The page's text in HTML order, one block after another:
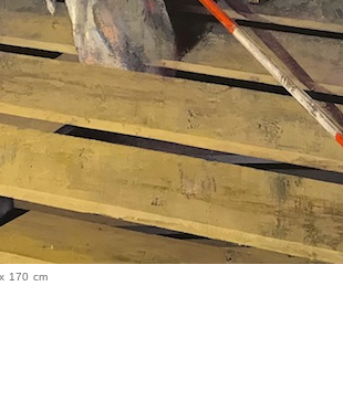
170 cm